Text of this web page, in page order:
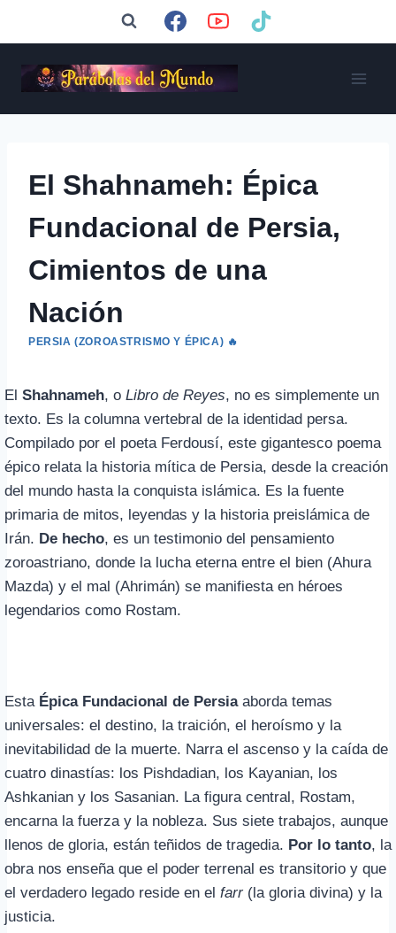
El Shahnameh: Épica
Fundacional de Persia,
Cimientos de una
Nación
PERSIA (ZOROASTRISMO Y ÉPICA) 🔥
El Shahnameh, o Libro de Reyes, no es simplemente un
texto. Es la columna vertebral de la identidad persa.
Compilado por el poeta Ferdousí, este gigantesco poema
épico relata la historia mítica de Persia, desde la creación
del mundo hasta la conquista islámica. Es la fuente
primaria de mitos, leyendas y la historia preislámica de
Irán. De hecho, es un testimonio del pensamiento
zoroastriano, donde la lucha eterna entre el bien (Ahura
Mazda) y el mal (Ahrimán) se manifiesta en héroes
legendarios como Rostam.
Esta Épica Fundacional de Persiaaborda temas
universales: el destino, la traición, el heroísmo y la
inevitabilidad de la muerte. Narra el ascenso y la caída de
cuatro dinastías: los Pishdadian, los Kayanian, los
Ashkanian y los Sasanian. La figura central, Rostam,
encarna la fuerza y la nobleza. Sus siete trabajos, aunque
llenos de gloria, están teñidos de tragedia. Por lo tanto, la
obra nos enseña que el poder terrenal es transitorio y que
el verdadero legado reside en el farr(la gloria divina) y la
justicia.